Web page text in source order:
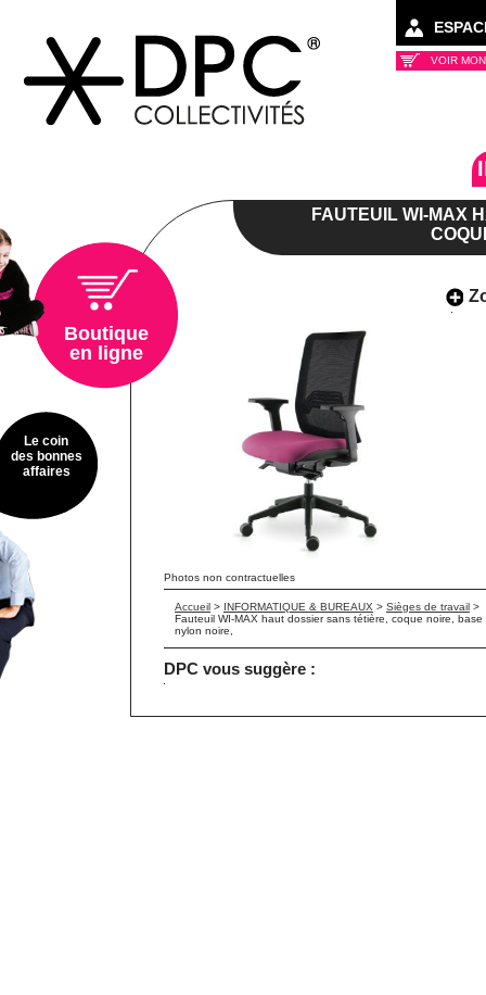
VOIR
FAUTEUIL WI-MAX
Photos non contractuelles
Accueil > INFORMATIQUE & BUREAUX > Sièges de travail >
Fauteuil WI-MAX haut dossier sans tétière, coque noire, base
nylon noire,
DPC vous suggère :
Boutique
en ligne
Le coin
des bonnes
affaires